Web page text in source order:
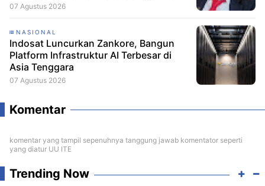
07 Agustus 2026
NASIONAL
Indosat Luncurkan Zankore, Bangun
Platform Infrastruktur AI Terbesar di
Asia Tenggara
07 Agustus 2026
Komentar
komentar yang tampil sepenuhnya tanggung jawab komentator seperti
yang diatur UU ITE
Trending Now